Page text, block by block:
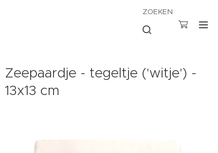
ZOEKEN
Zeepaardje - tegeltje ('witje') -
13x13 cm